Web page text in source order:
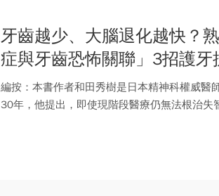
牙齒越少、大腦退化越快？
症與牙齒恐怖關聯」3招護牙
覺是最佳防失智藥？
編按：本書作者和田秀樹是日本精神科權威醫
30年，他提出，即使現階段醫療仍無法根治失